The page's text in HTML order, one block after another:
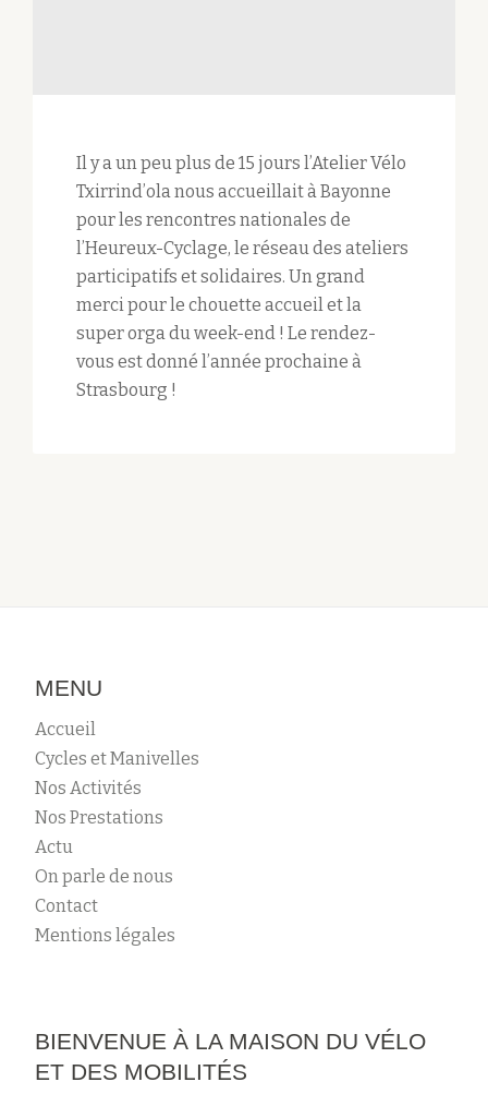
Il y a un peu plus de 15 jours l’Atelier Vélo
Txirrind’ola nous accueillait à Bayonne
pour les rencontres nationales de
l’Heureux-Cyclage, le réseau des ateliers
participatifs et solidaires. Un grand
merci pour le chouette accueil et la
super orga du week-end ! Le rendez-
vous est donné l’année prochaine à
Strasbourg !
MENU
Accueil
Cycles et Manivelles
Nos Activités
Nos Prestations
Actu
On parle de nous
Contact
Mentions légales
BIENVENUE À LA MAISON DU VÉLO
ET DES MOBILITÉS